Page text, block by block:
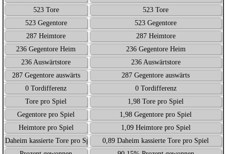
523 Tore
523 Tore
523 Gegentore
523 Gegentore
287 Heimtore
287 Heimtore
236 Gegentore Heim
236 Gegentore Heim
236 Auswärtstore
236 Auswärtstore
287 Gegentore auswärts
287 Gegentore auswärts
0 Tordifferenz
0 Tordifferenz
Tore pro Spiel
1,98 Tore pro Spiel
Gegentore pro Spiel
1,98 Gegentore pro Spiel
Heimtore pro Spiel
1,09 Heimtore pro Spiel
Daheim kassierte Tore pro Spiel
0,89 Daheim kassierte Tore pro Spiel